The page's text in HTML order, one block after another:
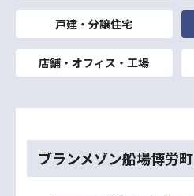
戸建・分譲住宅
店舗・オフィス・工場
ブランメゾン船場博労町